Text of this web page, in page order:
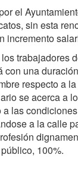
el
sin esta
incremento
trabajadores
una
respecto a
se acerca a
las
a la calle
100%.